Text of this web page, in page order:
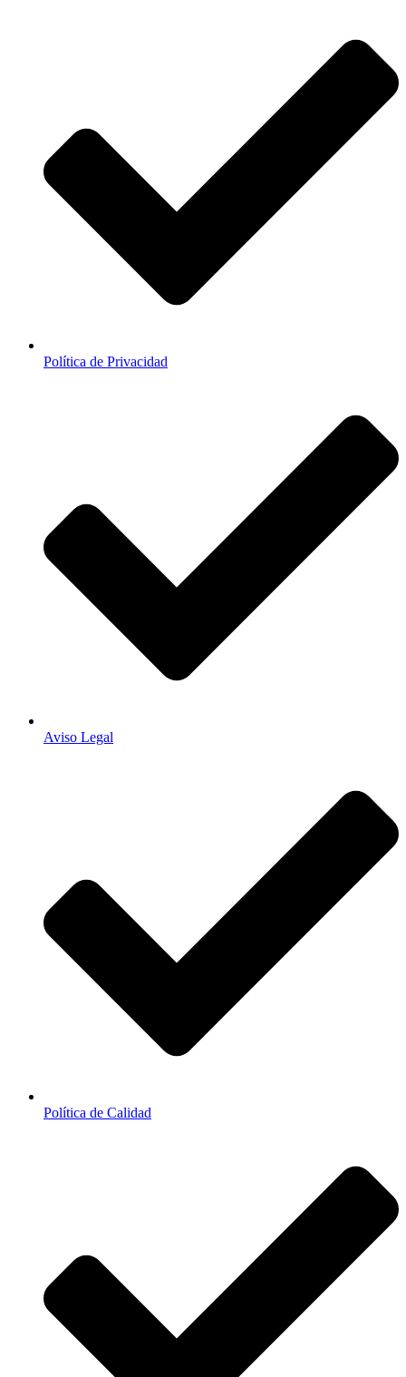
Política de Privacidad
Aviso Legal
Política de Calidad